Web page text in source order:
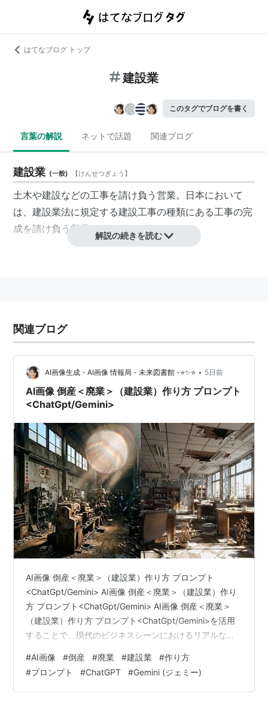
はてなブログ トップ
建設業
このタグでブログを書く
言葉の解説 ネットで話題 関連ブログ
建設業 (一般) 【けんせつぎょう 】
土木や建設などの工事を請け負う営業。日本において
は、建設業法に規定する建設工事の種類にある工事の完
成を請け負う営業をいう。
解説の続きを読む
関連ブログ
AI画像生成・AI画像 情報局 - 未来図書館 -⭐✨⭐ • 5日前
AI画像 倒産＜廃業＞（建設業）作り方 プロンプト
<ChatGpt/Gemini>
AI画像 倒産＜廃業＞（建設業）作り方 プロンプト
<ChatGpt/Gemini> AI画像 倒産＜廃業＞（建設業）作り
方 プロンプト<ChatGpt/Gemini> AI画像 倒産＜廃業＞
（建設業）作り方 プロンプト<ChatGpt/Gemini>を活用
することで、現代のビジネスシーンにおけるリアルな現
における事業の終焉や経営の厳しさをテーマにしたビジ
ュアルは、ドキュメンタリー、ビジネス解説、ニュース
記事、あるいは啓発コンテンツなどにおいて強いメッセ
#AI画像 #倒産 #廃業 #建設業 #作り方
#プロンプト #ChatGPT #Gemini (ジェミー)